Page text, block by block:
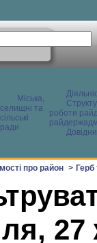
Міська,
селищні та
сільські
ради
роботи
про район > Герб